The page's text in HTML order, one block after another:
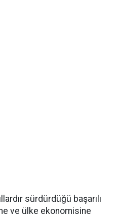
sürdürdüğü başarılı
ve ülke ekonomisine